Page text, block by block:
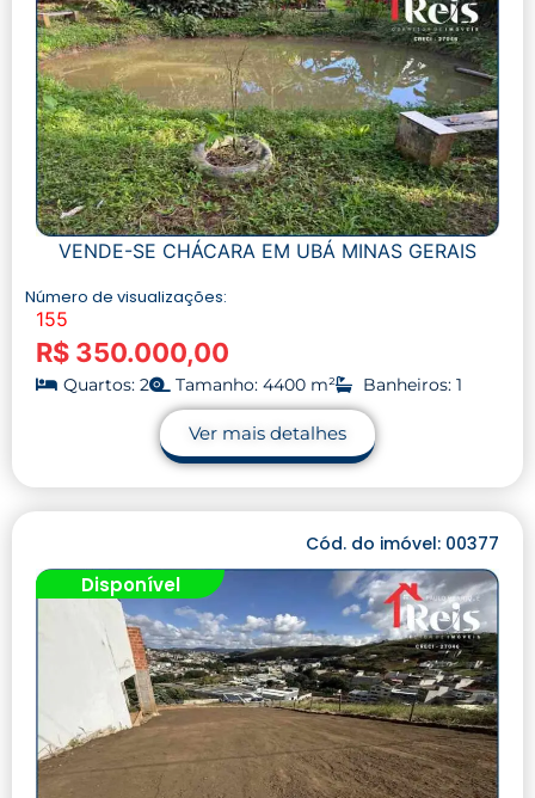
VENDE-SE CHÁCARA EM UBÁ MINAS GERAIS
Número de visualizações:
155
R$ 350.000,00
Quartos: 2 Tamanho: 4400 m² Banheiros: 1
Ver mais detalhes
Cód. do imóvel: 00377
Disponível